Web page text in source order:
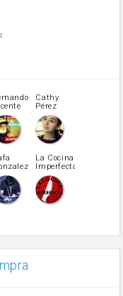
Cathy
Pérez
La Cocina
Imperfecta